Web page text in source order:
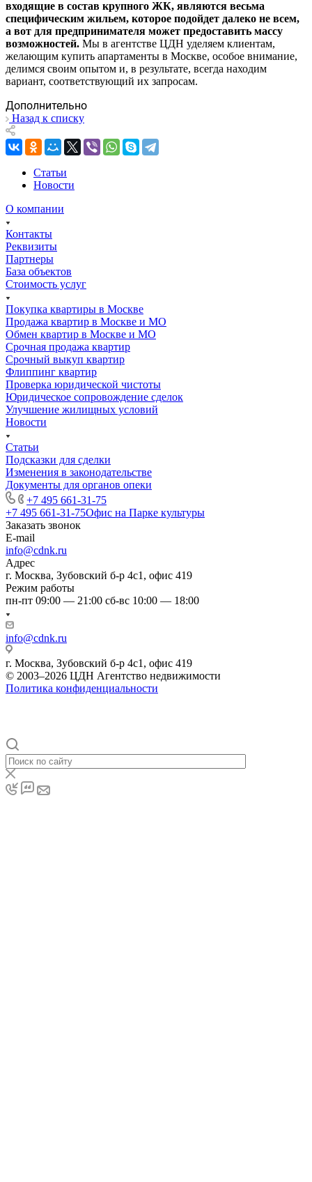
входящие в состав крупного ЖК, являются весьма
специфическим жильем, которое подойдет далеко не всем,
а вот для предпринимателя может предоставить массу
возможностей. Мы в агентстве ЦДН уделяем клиентам,
желающим купить апартаменты в Москве, особое внимание,
делимся своим опытом и, в результате, всегда находим
вариант, соответствующий их запросам.
Дополнительно
Назад к списку
Статьи
Новости
О компании
Контакты
Реквизиты
Партнеры
База объектов
Стоимость услуг
Покупка квартиры в Москве
Продажа квартир в Москве и МО
Обмен квартир в Москве и МО
Срочная продажа квартир
Срочный выкуп квартир
Флиппинг квартир
Проверка юридической чистоты
Юридическое сопровождение сделок
Улучшение жилищных условий
Новости
Статьи
Подсказки для сделки
Изменения в законодательстве
Документы для органов опеки
+7 495 661-31-75
+7 495 661-31-75Офис на Парке культуры
Заказать звонок
E-mail
info@cdnk.ru
Адрес
г. Москва, Зубовский б-р 4с1, офис 419
Режим работы
пн-пт 09:00 — 21:00 сб-вс 10:00 — 18:00
info@cdnk.ru
г. Москва, Зубовский б-р 4с1, офис 419
© 2003–2026 ЦДН Агентство недвижимости
Политика конфиденциальности